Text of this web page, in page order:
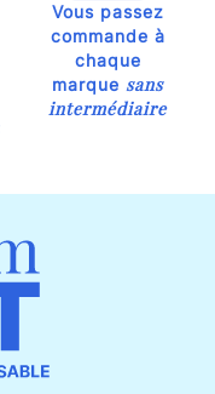
Vous passez
commande à
chaque
marque sans
intermédiaire